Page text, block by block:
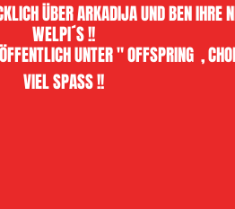
ÜBER ARKADIJA UND BEN IHRE
WELPI´S !!
UNTER " OFFSPRING  ,
VIEL SPASS !!